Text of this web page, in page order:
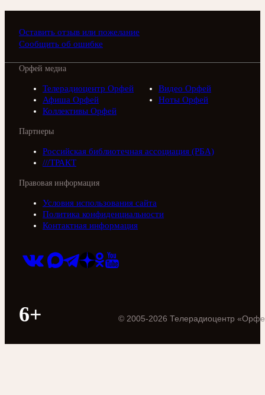
Оставить отзыв или пожелание
Сообщить об ошибке
Орфей медиа
Телерадиоцентр Орфей
Видео Орфей
Афиша Орфей
Ноты Орфей
Коллективы Орфей
Партнеры
Российская библиотечная ассоциация (РБА)
///ТРАКТ
Правовая информация
Условия использования сайта
Политика конфиденциальности
Контактная информация
6+ © 2005-2026 Телерадиоцентр